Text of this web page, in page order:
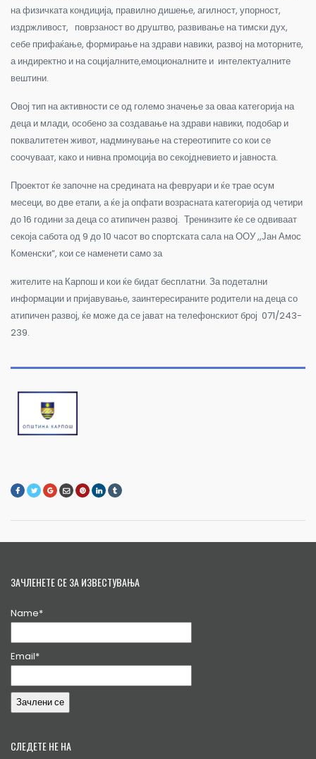
на физичката кондиција, правилно дишење, агилност, упорност,
издржливост, поврзаност во друштво, развивање на тимски дух,
себе прифаќање, формирање на здрави навики, развој на моторните,
а индиректно и на социјалните,емоционалните и интелектуалните
вештини.
Овој тип на активности се од големо значење за оваа категорија на
деца и млади, особено за создавање на здрави навики, подобар и
поквалитетен живот, надминување на стереотипите со кои се
соочуваат, како и нивна промоција во секојдневието и јавноста.
Проектот ќе започне на средината на февруари и ќе трае осум
месеци, во две етапи, а ќе ја опфати возрасната категорија од четири
до 16 години за деца со атипичен развој. Тренинзите ќе се одвиваат
секоја сабота од 9 до 10 часот во спортската сала на ООУ ,,Јан Амос
Коменски”, кои се наменети само за
жителите на Карпош и кои ќе бидат бесплатни. За подетални
информации и пријавување, заинтересираните родители на деца со
атипичен развој, ќе може да се јават на телефонскиот број 071/243-
239.
ЗАЧЛЕНЕТЕ СЕ ЗА ИЗВЕСТУВАЊА
Name*
Email*
СЛЕДЕТЕ НЕ НА